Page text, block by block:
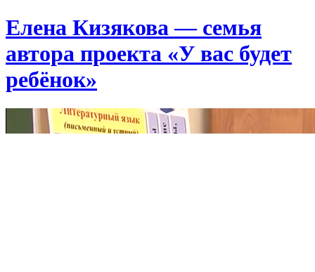
Елена Кизякова — семья
автора проекта «У вас будет
ребёнок»